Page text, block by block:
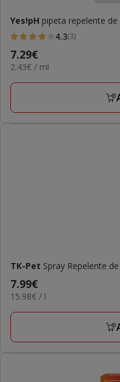
Yes!pH pipeta repelente
4.3
estrelas
com
3
4.3(3)
Preço
7.29€
7.29€
2.43€
ML
2.43€ / ml
TK-Pet Spray Repelente
Preço
7.99€
7.99€
15.98€
L
15.98€ / l